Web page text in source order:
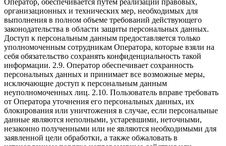
организационных и технических мер, необходимых для
выполнения в полном объеме требований действующего
законодательства в области защиты персональных данных.
Доступ к персональным данным предоставляется только
уполномоченным сотрудникам Оператора, которые взяли на
себя обязательство сохранять конфиденциальность такой
информации. 2.9. Оператор обеспечивает сохранность
персональных данных и принимает все возможные меры,
исключающие доступ к персональным данным
неуполномоченных лиц. 2.10. Пользователь вправе требовать
от Оператора уточнения его персональных данных, их
блокирования или уничтожения в случае, если персональные
данные являются неполными, устаревшими, неточными,
незаконно полученными или не являются необходимыми для
заявленной цели обработки, а также обжаловать в